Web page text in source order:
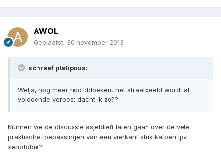
AWOL
Geplaatst: 30 november 2013
schreef platipous:
Welja, nog meer hoofddoeken, het straatbeeld wordt al
voldoende verpest dacht ik zo??
Kunnen we de discussie asjeblieft laten gaan over de vele
praktische toepassingen van een vierkant stuk katoen ipv
xenofobie?